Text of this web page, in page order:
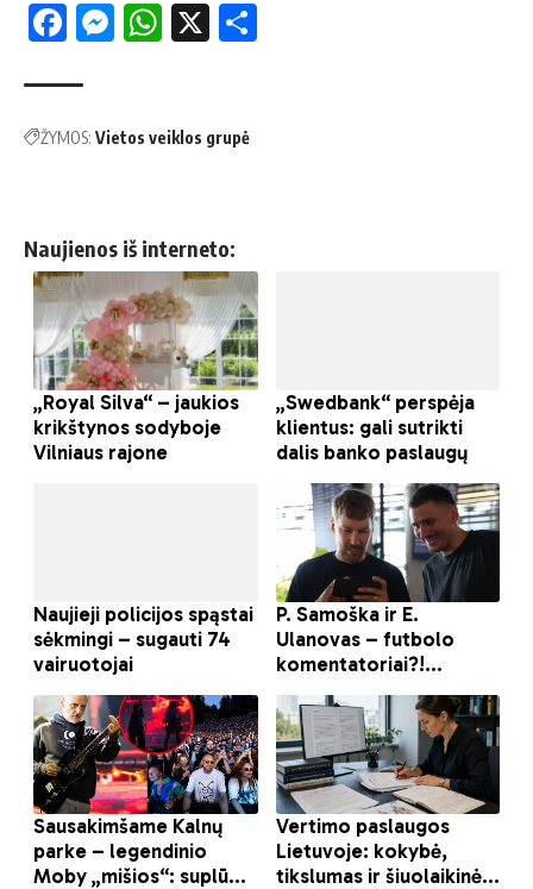
Facebook
Messenger
WhatsApp
X
ŽYMOS: Vietos veiklos grupė
Naujienos iš interneto: